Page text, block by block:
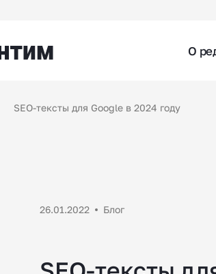
О
SEO-тексты для Google в 2024 году
26.01.2022 Блог